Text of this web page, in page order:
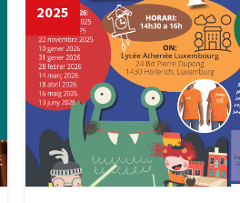
2025